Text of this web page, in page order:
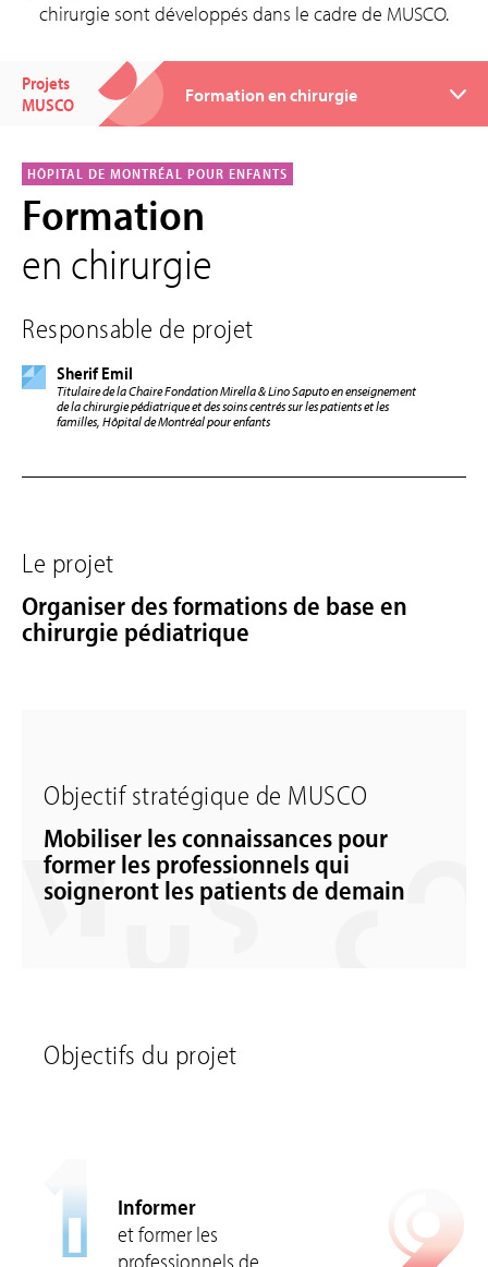
chirurgie sont développés dans le cadre de MUSCO.
Projets
MUSCO
HÔPITAL DE MONTRÉAL POUR ENFANTS
Formation
en chirurgie
Responsable de projet
Sherif Emil
Titulaire de la Chaire Fondation Mirella & Lino Saputo en enseignement
de la chirurgie pédiatrique et des soins centrés sur les patients et les
familles, Hôpital de Montréal pour enfants
Le projet
Organiser des formations de base en
chirurgie pédiatrique
Objectif stratégique de MUSCO
Mobiliser les connaissances pour
former les professionnels qui
soigneront les patients de demain
Objectifs du projet
1
Informer
et former les
professionnels de